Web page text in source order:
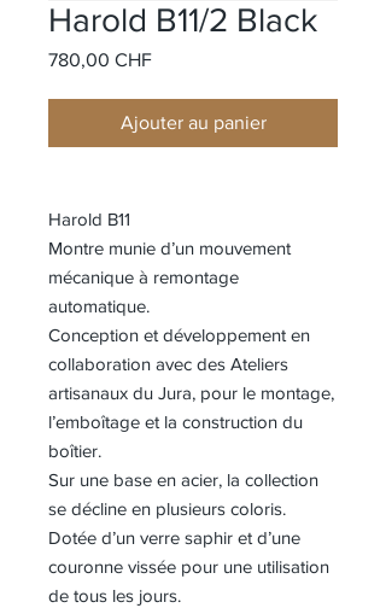
Harold B11/2 Black
780,00 CHFPrix
Ajouter au panier
Harold B11
Montre munie d’un mouvement
mécanique à remontage
automatique.
Conception et développement en
collaboration avec des Ateliers
artisanaux du Jura, pour le montage,
l’emboîtage et la construction du
boîtier.
Sur une base en acier, la collection
se décline en plusieurs coloris.
Dotée d’un verre saphir et d’une
couronne vissée pour une utilisation
de tous les jours.